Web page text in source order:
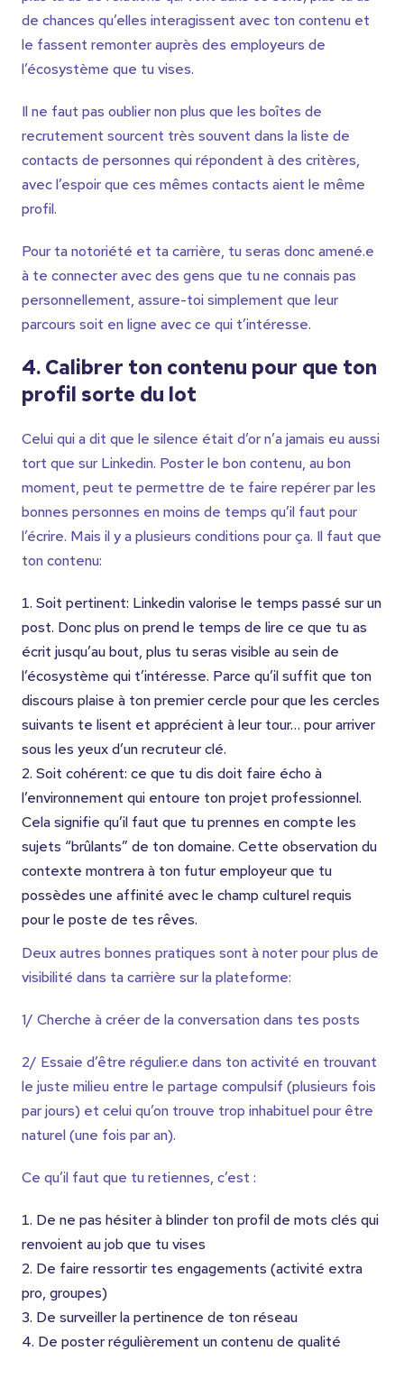
de chances qu’elles interagissent avec ton contenu et
le fassent remonter auprès des employeurs de
l’écosystème que tu vises.
Il ne faut pas oublier non plus que les boîtes de
recrutement sourcent très souvent dans la liste de
contacts de personnes qui répondent à des critères,
avec l’espoir que ces mêmes contacts aient le même
profil.
Pour ta notoriété et ta carrière, tu seras donc amené.e
à te connecter avec des gens que tu ne connais pas
personnellement, assure-toi simplement que leur
parcours soit en ligne avec ce qui t’intéresse.
4. Calibrer ton contenu pour que ton
profil sorte du lot
Celui qui a dit que le silence était d’or n’a jamais eu aussi
tort que sur Linkedin. Poster le bon contenu, au bon
moment, peut te permettre de te faire repérer par les
bonnes personnes en moins de temps qu’il faut pour
l’écrire. Mais il y a plusieurs conditions pour ça. Il faut que
ton contenu:
Soit pertinent: Linkedin valorise le temps passé sur un
post. Donc plus on prend le temps de lire ce que tu as
écrit jusqu’au bout, plus tu seras visible au sein de
l’écosystème qui t’intéresse. Parce qu’il suffit que ton
discours plaise à ton premier cercle pour que les cercles
suivants te lisent et apprécient à leur tour… pour arriver
sous les yeux d’un recruteur clé.
Soit cohérent: ce que tu dis doit faire écho à
l’environnement qui entoure ton projet professionnel.
Cela signifie qu’il faut que tu prennes en compte les
sujets “brûlants” de ton domaine. Cette observation du
contexte montrera à ton futur employeur que tu
possèdes une affinité avec le champ culturel requis
pour le poste de tes rêves.
Deux autres bonnes pratiques sont à noter pour plus de
visibilité dans ta carrière sur la plateforme:
1/ Cherche à créer de la conversation dans tes posts
2/ Essaie d’être régulier.e dans ton activité en trouvant
le juste milieu entre le partage compulsif (plusieurs fois
par jours) et celui qu’on trouve trop inhabituel pour être
naturel (une fois par an).
Ce qu’il faut que tu retiennes, c’est :
De ne pas hésiter à blinder ton profil de mots clés qui
renvoient au job que tu vises
De faire ressortir tes engagements (activité extra
pro, groupes)
De surveiller la pertinence de ton réseau
De poster régulièrement un contenu de qualité